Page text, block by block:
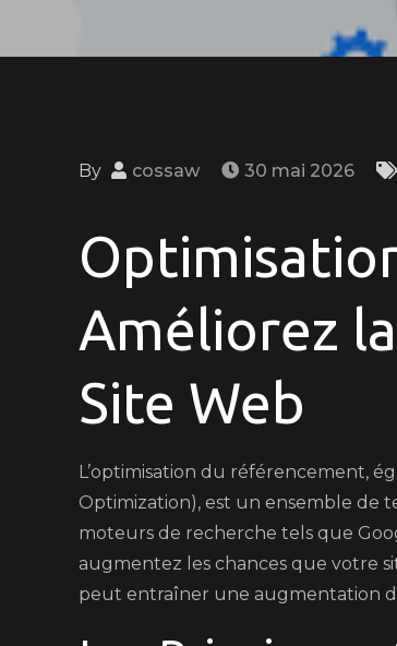
By cossaw 30 mai 2026
Améliorez
Site Web
L’optimisation du référencement,
Optimization), est un ensemble de
moteurs de recherche tels que
augmentez les chances que votre
peut entraîner une augmentation